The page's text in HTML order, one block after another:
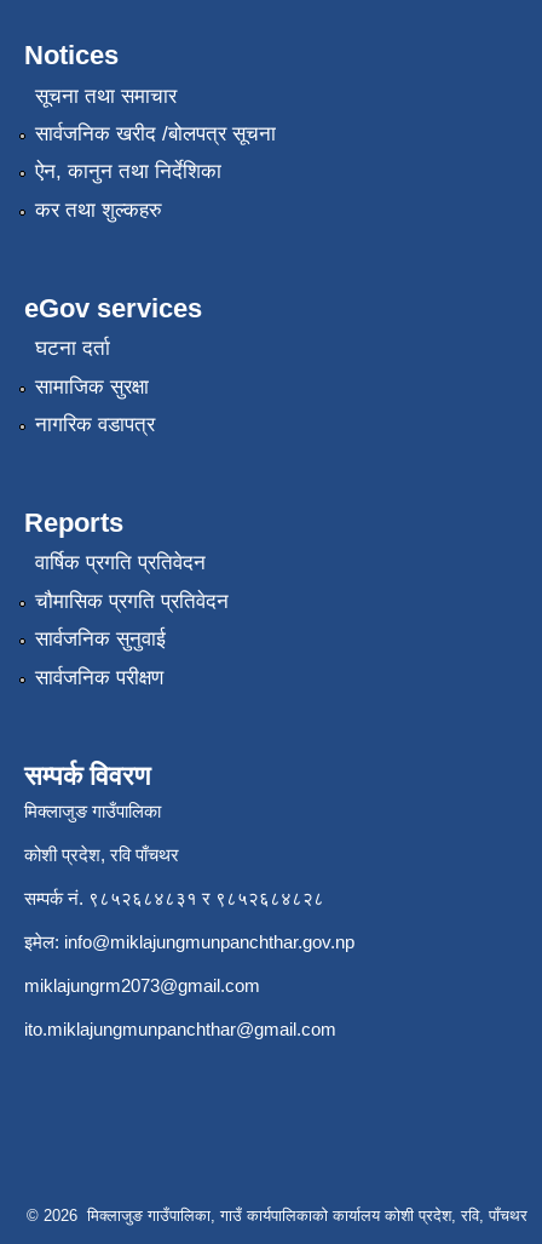
Notices
सूचना तथा समाचार
सार्वजनिक खरीद /बोलपत्र सूचना
ऐन, कानुन तथा निर्देशिका
कर तथा शुल्कहरु
eGov services
घटना दर्ता
सामाजिक सुरक्षा
नागरिक वडापत्र
Reports
वार्षिक प्रगति प्रतिवेदन
चौमासिक प्रगति प्रतिवेदन
सार्वजनिक सुनुवाई
सार्वजनिक परीक्षण
सम्पर्क विवरण
मिक्लाजुङ गाउँपालिका
कोशी प्रदेश, रवि पाँचथर
सम्पर्क नं. ९८५२६८४८३१ र ९८५२६८४८२८
इमेल: info@miklajungmunpanchthar.gov.np
miklajungrm2073@gmail.com
ito.miklajungmunpanchthar@gmail.com
© 2026 मिक्लाजुङ गाउँपालिका, गाउँ कार्यपालिकाकाे कार्यालय कोशी प्रदेश, रवि, पाँचथर